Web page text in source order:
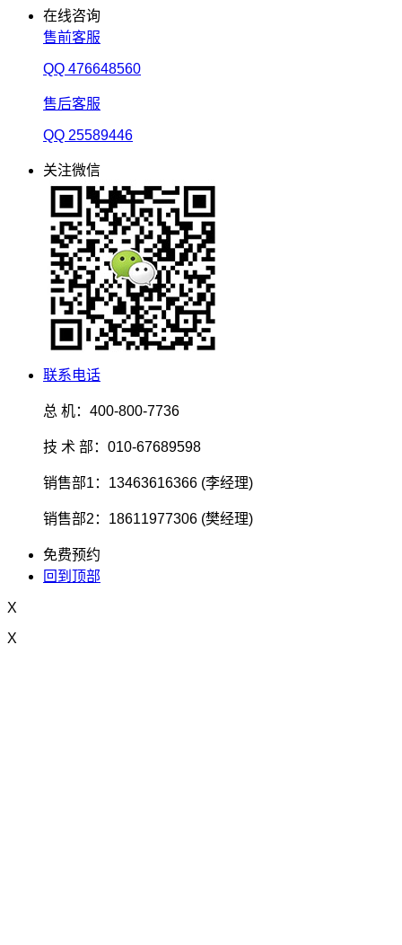
在线咨询
售前客服
QQ 476648560
售后客服
QQ 25589446
关注微信
联系电话
总 机：400-800-7736
技 术 部：010-67689598
销售部1：13463616366 (李经理)
销售部2：18611977306 (樊经理)
免费预约
回到顶部
X
X